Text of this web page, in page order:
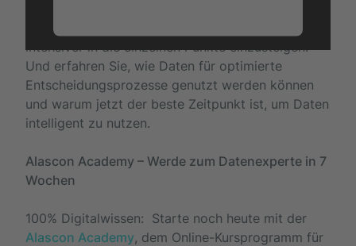
Video anzusehen.
Mehr Informationen
Akzeptieren
Sehen Sie das Video in vollständiger Länge an, um
intensiver in die einzelnen Punkte einzusteigen.
Und erfahren Sie, wie Daten für optimierte
Entscheidungsprozesse genutzt werden können
und warum jetzt der beste Zeitpunkt ist, um Daten
intelligent zu nutzen.
Alascon Academy – Werde zum Datenexperte in 7
Wochen
100% Digitalwissen: Starte noch heute mit der
Alascon Academy, dem Online-Kursprogramm für